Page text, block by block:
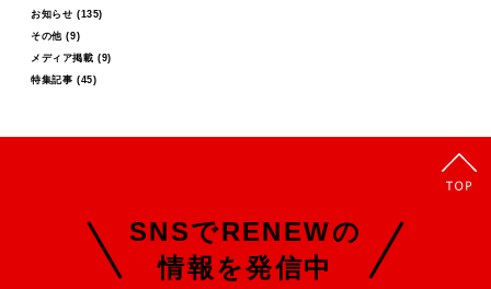
お知らせ (135)
その他(9)
メディア掲載 (9)
特集記事 (45)
SNSでRENEWの
情報を発信中